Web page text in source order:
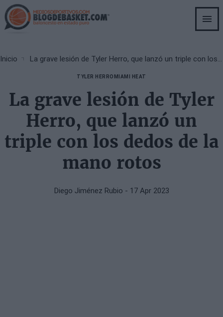
Skip
to
main
Breadcrumb
Inicio La grave lesión de Tyler Herro, que lanzó un triple con los dedos de la mano rotos
TYLER HERRO MIAMI HEAT
La grave lesión de Tyler
Herro, que lanzó un
triple con los dedos de la
mano rotos
Diego Jiménez Rubio - 17 Apr 2023